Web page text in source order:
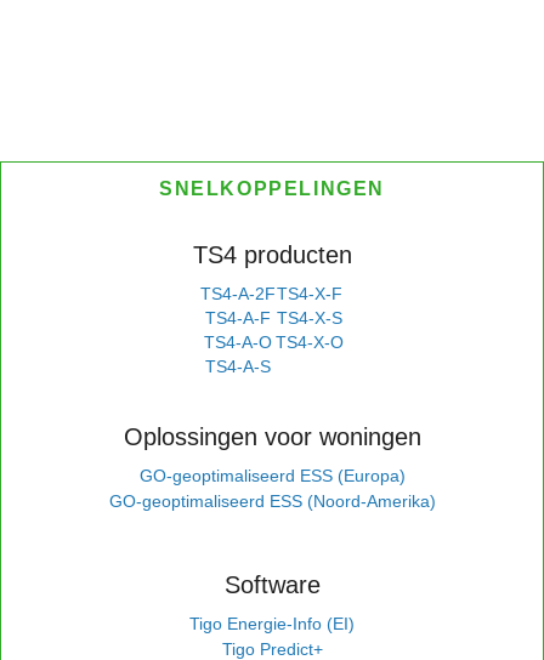
SNELKOPPELINGEN
TS4 producten
TS4-A-2F
TS4-A-F
TS4-A-O
TS4-A-S
TS4-X-F
TS4-X-S
TS4-X-O
Oplossingen voor woningen
GO-geoptimaliseerd ESS (Europa)
GO-geoptimaliseerd ESS (Noord-Amerika)
Software
Tigo Energie-Info (EI)
Tigo Predict+